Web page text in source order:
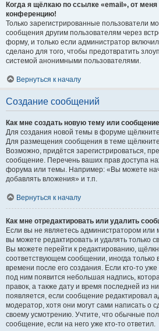
Когда я щёлкаю по ссылке «email», от меня
конференцию!
Только зарегистрированные пользователи
сообщения другим пользователям через
форму, и только если администратор
сделано для того, чтобы предотвратить
системой анонимными пользователями.
Вернуться к началу
Создание сообщений
Как мне создать новую тему или
Для создания новой темы в форуме
Для размещения сообщения в теме
Возможно, придётся зарегистрироваться,
сообщение. Перечень ваших прав доступа
форума или темы. Например: «Вы можете
добавлять вложения» и т.п.
Вернуться к началу
Как мне отредактировать или удалить
Если вы не являетесь администратором
вы можете редактировать и удалять только
Вы можете перейти к редактированию,
соответствующем сообщении, иногда только
времени после его создания. Если кто-то
под ним появится небольшая надпись,
правок, а также дату и время последней из
появляется, если сообщение редактировал
модератор, хотя они могут сами написать о
своему усмотрению. Учтите, что обычные
сообщение, если на него уже кто-то ответил.